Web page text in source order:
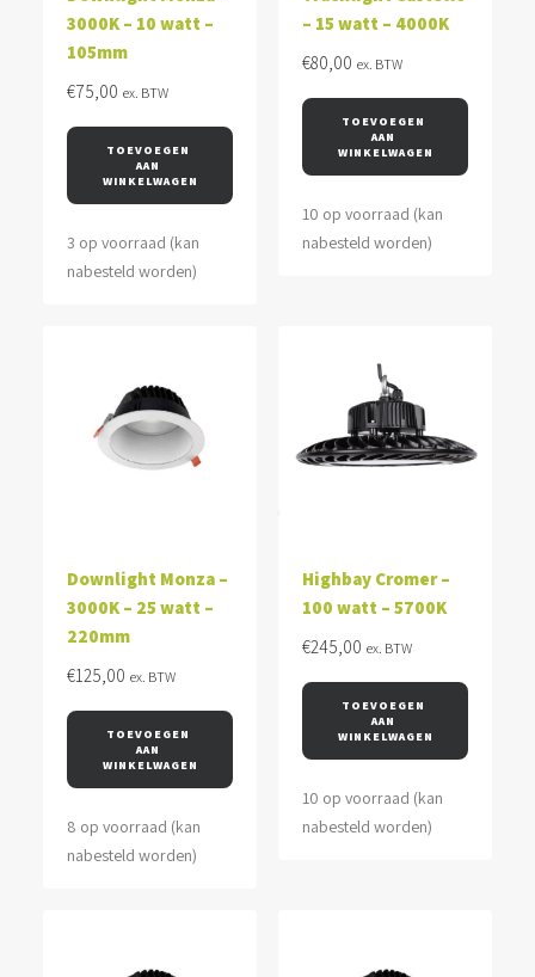
3000K – 10 watt –
105mm
€75,00 ex. BTW
TOEVOEGEN
AAN
WINKELWAGEN
3 op voorraad (kan
nabesteld worden)
– 15 watt – 4000K
€80,00 ex. BTW
TOEVOEGEN
AAN
WINKELWAGEN
10 op voorraad (kan
nabesteld worden)
Downlight Monza –
3000K – 25 watt –
220mm
€125,00 ex. BTW
TOEVOEGEN
AAN
WINKELWAGEN
8 op voorraad (kan
nabesteld worden)
Highbay Cromer –
100 watt – 5700K
€245,00 ex. BTW
TOEVOEGEN
AAN
WINKELWAGEN
10 op voorraad (kan
nabesteld worden)